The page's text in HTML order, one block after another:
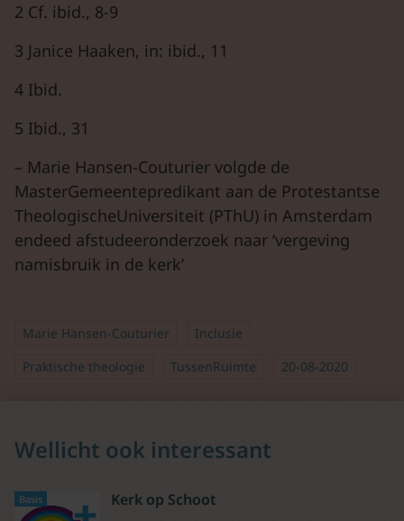
2 Cf. ibid., 8-9
3 Janice Haaken, in: ibid., 11
4 Ibid.
5 Ibid., 31
– Marie Hansen-Couturier volgde de
MasterGemeentepredikant aan de Protestantse
TheologischeUniversiteit (PThU) in Amsterdam
endeed afstudeeronderzoek naar ‘vergeving
namisbruik in de kerk’
Marie Hansen-Couturier
Inclusie
Praktische theologie
TussenRuimte 20-08-2020
Wellicht ook interessant
Basis Kerk op Schoot